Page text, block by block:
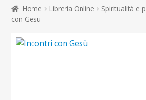
Contatti
Don Bosco
Home Libreria Online Spiritualità e
con Gesù